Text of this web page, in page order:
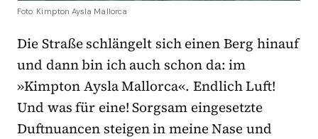
Foto: Kimpton Aysla Mallorca
Die Straße schlängelt sich einen Berg hinauf
und dann bin ich auch schon da: im
»Kimpton Aysla Mallorca«. Endlich Luft!
Und was für eine! Sorgsam eingesetzte
Duftnuancen steigen in meine Nase und